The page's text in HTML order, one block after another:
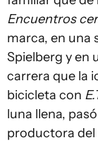
Encuentros
marca, en una
Spielberg y en
carrera que la
bicicleta con
luna llena,
productora del